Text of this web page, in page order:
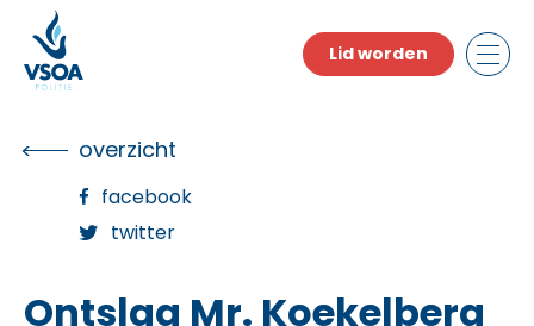
the
content
Lid worden
overzicht
facebook
twitter
Ontslag Mr. Koekelberg